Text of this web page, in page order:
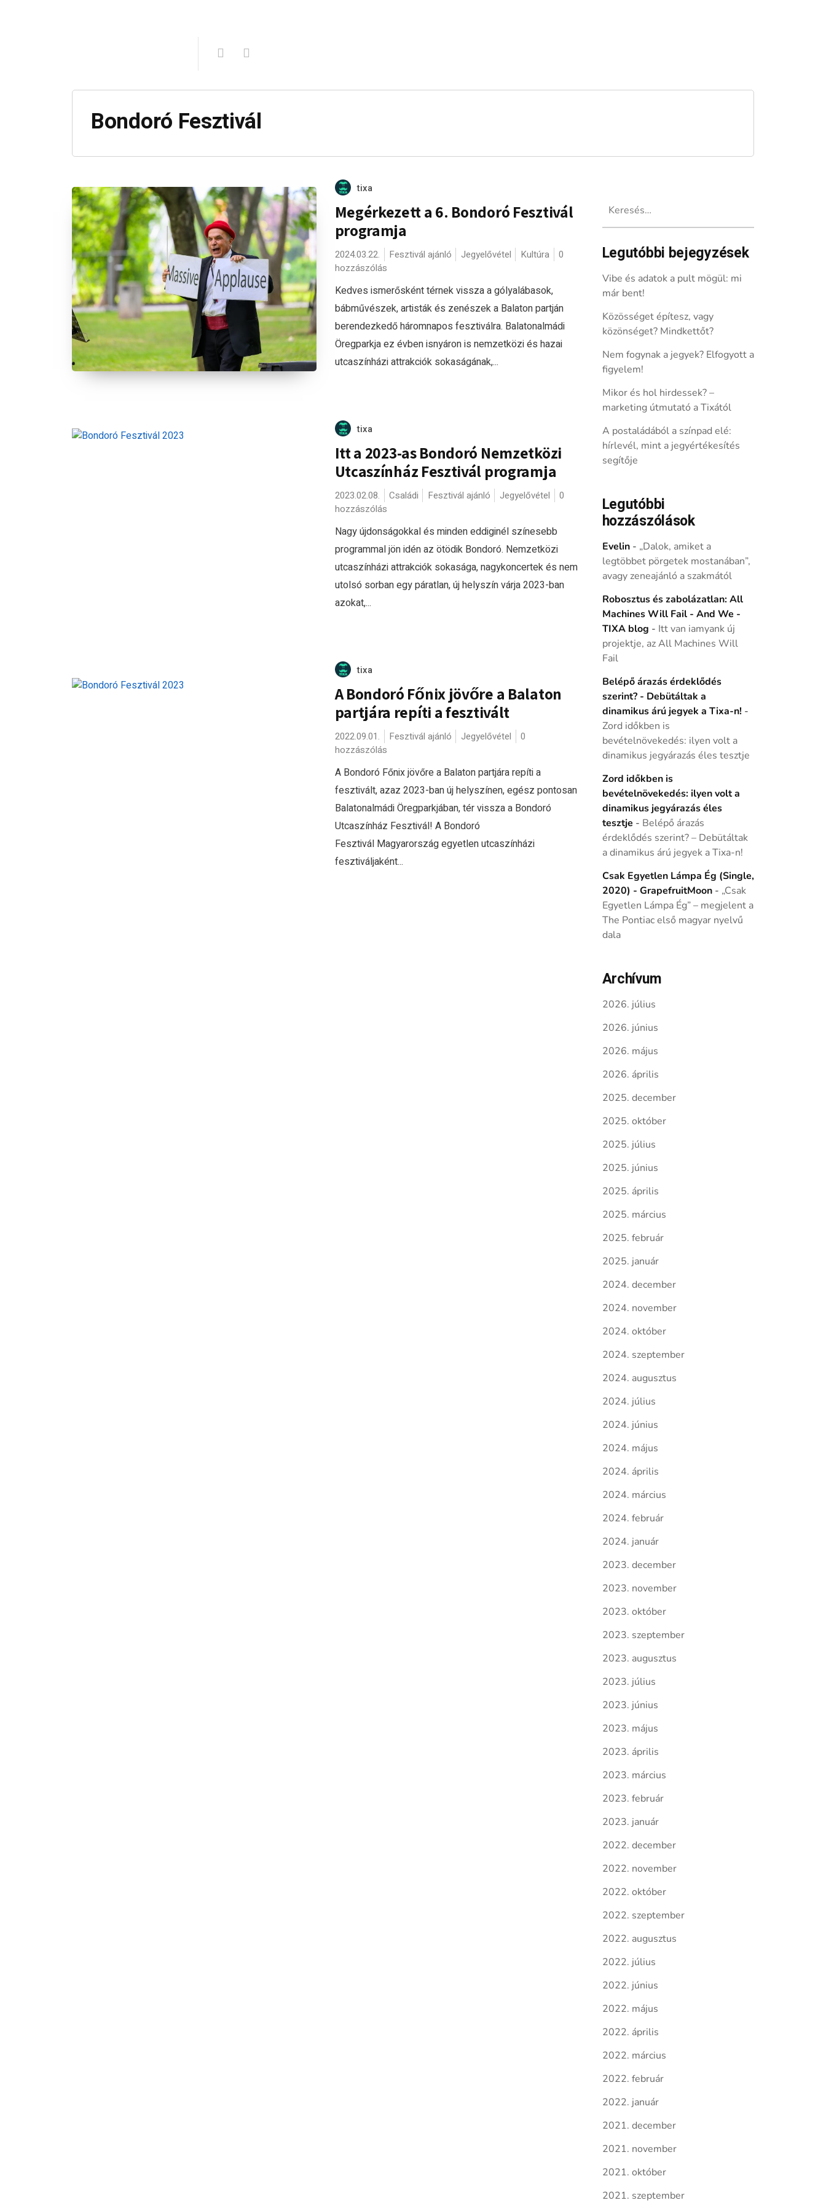
Bondoró Fesztivál
tixa
Megérkezett a 6. Bondoró Fesztivál
programja
2024.03.22. Fesztivál ajánló Jegyelővétel Kultúra
0
hozzászólás
Kedves ismerősként térnek vissza a gólyalábasok,
bábművészek, artisták és zenészek a Balaton partján
berendezkedő háromnapos fesztiválra. Balatonalmádi
Öregparkja ez évben isnyáron is nemzetközi és hazai
utcaszínházi attrakciók sokaságának,...
tixa
Itt a 2023-as Bondoró Nemzetközi
Utcaszínház Fesztivál programja
2023.02.08. Családi Fesztivál ajánló Jegyelővétel
0
hozzászólás
Nagy újdonságokkal és minden eddiginél színesebb
programmal jön idén az ötödik Bondoró. Nemzetközi
utcaszínházi attrakciók sokasága, nagykoncertek és nem
utolsó sorban egy páratlan, új helyszín várja 2023-ban
azokat,...
tixa
A Bondoró Főnix jövőre a Balaton
partjára repíti a fesztivált
2022.09.01. Fesztivál ajánló Jegyelővétel
0
hozzászólás
A Bondoró Főnix jövőre a Balaton partjára repíti a
fesztivált, azaz 2023-ban új helyszínen, egész pontosan
Balatonalmádi Öregparkjában, tér vissza a Bondoró
Utcaszínház Fesztivál! A Bondoró
Fesztivál Magyarország egyetlen utcaszínházi
fesztiváljaként...
Legutóbbi bejegyzések
Vibe és adatok a pult mögül: mi
már bent!
Közösséget építesz, vagy
közönséget? Mindkettőt?
Nem fogynak a jegyek? Elfogyott a
figyelem!
Mikor és hol hirdessek? –
marketing útmutató a Tixától
A postaládából a színpad elé:
hírlevél, mint a jegyértékesítés
segítője
Legutóbbi
hozzászólások
Evelin- „Dalok, amiket a
legtöbbet pörgetek mostanában”,
avagy zeneajánló a szakmától
Robosztus és zabolázatlan: All
Machines Will Fail - And We -
TIXA blog - Itt van iamyank új
projektje, az All Machines Will
Fail
Belépő árazás érdeklődés
szerint? - Debütáltak a
dinamikus árú jegyek a Tixa-n! -
Zord időkben is
bevételnövekedés: ilyen volt a
dinamikus jegyárazás éles tesztje
Zord időkben is
bevételnövekedés: ilyen volt a
dinamikus jegyárazás éles
tesztje - Belépő árazás
érdeklődés szerint? – Debütáltak
a dinamikus árú jegyek a Tixa-n!
Csak Egyetlen Lámpa Ég (Single,
2020) - GrapefruitMoon- „Csak
Egyetlen Lámpa Ég” – megjelent a
The Pontiac első magyar nyelvű
dala
Archívum
2026. július
2026. június
2026. május
2026. április
2025. december
2025. október
2025. július
2025. június
2025. április
2025. március
2025. február
2025. január
2024. december
2024. november
2024. október
2024. szeptember
2024. augusztus
2024. július
2024. június
2024. május
2024. április
2024. március
2024. február
2024. január
2023. december
2023. november
2023. október
2023. szeptember
2023. augusztus
2023. július
2023. június
2023. május
2023. április
2023. március
2023. február
2023. január
2022. december
2022. november
2022. október
2022. szeptember
2022. augusztus
2022. július
2022. június
2022. május
2022. április
2022. március
2022. február
2022. január
2021. december
2021. november
2021. október
2021. szeptember